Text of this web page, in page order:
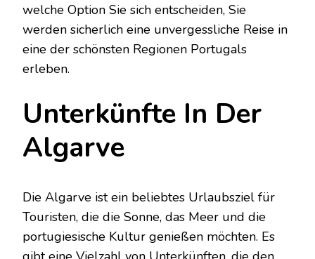
welche Option Sie sich entscheiden, Sie
werden sicherlich eine unvergessliche Reise in
eine der schönsten Regionen Portugals
erleben.
Unterkünfte In Der
Algarve
Die Algarve ist ein beliebtes Urlaubsziel für
Touristen, die die Sonne, das Meer und die
portugiesische Kultur genießen möchten. Es